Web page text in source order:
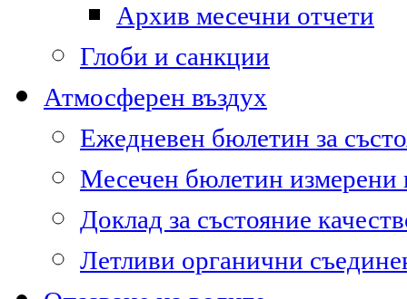
Архив месечни отчети
Глоби и санкции
Атмосферен въздух
Ежедневен бюлетин за
Месечен бюлетин
Доклад за състояние
Летливи органични